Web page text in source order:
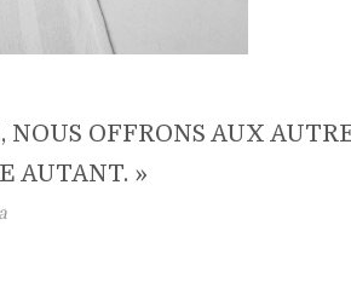
OFFRONS AUX
AUTANT. »